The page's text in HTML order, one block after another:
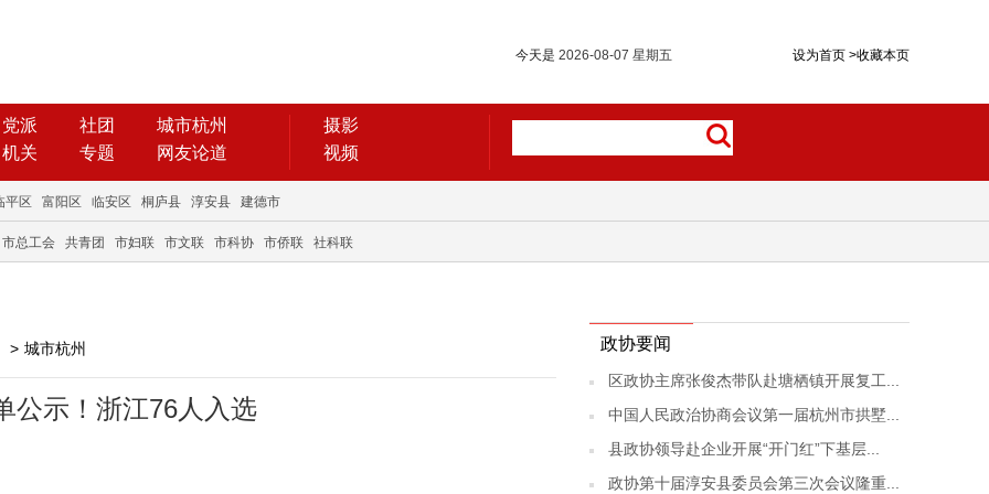
设为首页 >收藏本页
今天是 2026-08-07 星期五
党派 社团
城市杭州
机关
专题 网友论道
摄影
视频
平区 富阳区 临安区 桐庐县 淳安县 建德市
市总工会 共青团 市妇联 市文联 市科协 市侨联 社科联
> 城市杭州
公示！浙江76人入选
政协要闻
区政协主席张俊杰带队赴塘栖镇开展复工...
中国人民政治协商会议第一届杭州市拱墅...
县政协领导赴企业开展“开门红”下基层...
政协第十届淳安县委员会第三次会议隆重...